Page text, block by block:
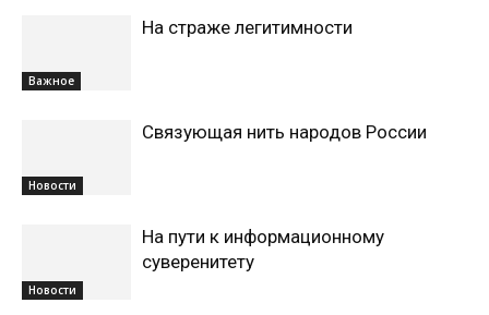
Важное
На страже легитимности
Новости
Связующая нить народов России
Новости
На пути к информационному
суверенитету